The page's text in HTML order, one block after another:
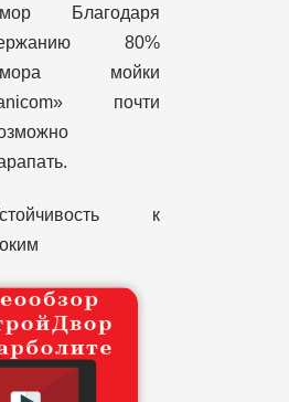
Благодаря
80%
мойки
почти
к